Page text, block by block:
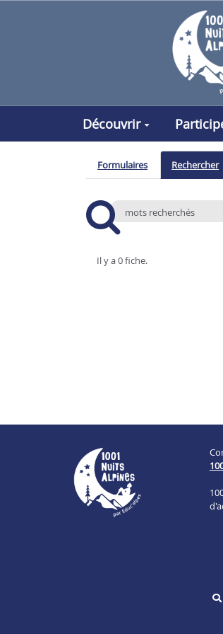
Découvrir
Formulaires Rechercher
Il y a 0 fiche.